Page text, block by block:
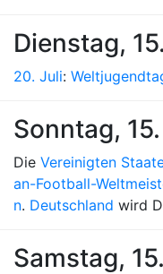
Dienstag,
20. Juli:
Sonntag,
Die Vereinigten
an-Football-
n. Deutschland wird
Samstag,